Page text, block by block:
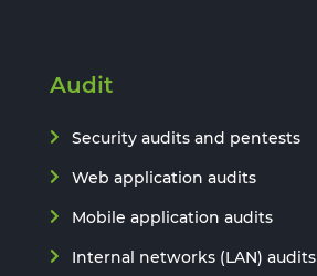
Audit
Security audits and pentests
Web application audits
Mobile application audits
Internal networks (LAN) audits